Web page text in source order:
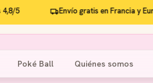
Envío gratis en Francia y Europa
Poké Ball Quiénes somos